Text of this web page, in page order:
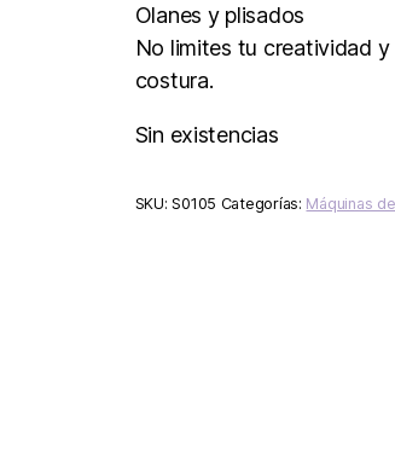
Olanes y plisados
No limites tu creatividad
costura.
Sin existencias
SKU:S0105 Categorías: Máquinas